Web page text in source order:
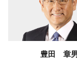
豊田 章